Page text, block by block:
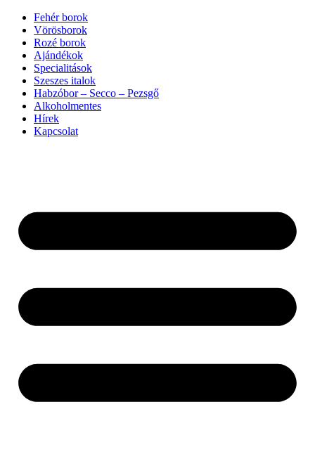
Ugrás
tartalomhoz
Fehér borok
Vörösborok
Rozé borok
Ajándékok
Specialitások
Szeszes italok
Habzóbor – Secco – Pezsgő
Alkoholmentes
Hírek
Kapcsolat